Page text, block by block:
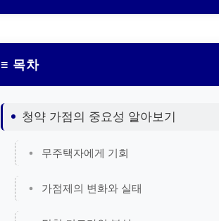
≡ 목차
청약 가점의 중요성 알아보기
무주택자에게 기회
가점제의 변화와 실태